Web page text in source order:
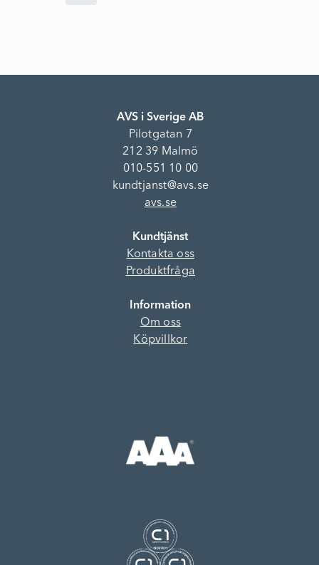
AVS i Sverige AB
Pilotgatan 7
212 39 Malmö
010-551 10 00
kundtjanst@avs.se
avs.se
Kundtjänst
Kontakta oss
Produktfråga
Information
Om oss
Köpvillkor